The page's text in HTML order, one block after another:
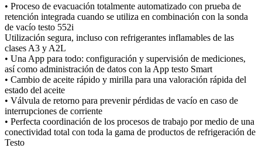
• Proceso de evacuación totalmente automatizado con prueba de
retención integrada cuando se utiliza en combinación con la sonda
de vacío testo 552i
Utilización segura, incluso con refrigerantes inflamables de las
clases A3 y A2L
• Una App para todo: configuración y supervisión de mediciones,
así como administración de datos con la App testo Smart
• Cambio de aceite rápido y mirilla para una valoración rápida del
estado del aceite
• Válvula de retorno para prevenir pérdidas de vacío en caso de
interrupciones de corriente
• Perfecta coordinación de los procesos de trabajo por medio de una
conectividad total con toda la gama de productos de refrigeración de
Testo